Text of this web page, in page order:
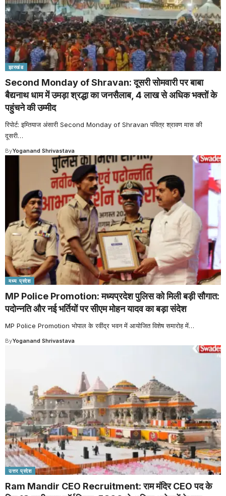
झारखंड
Second Monday of Shravan: दूसरी सोमवारी पर बाबा
बैद्यनाथ धाम में उमड़ा श्रद्धा का जनसैलाब, 4 लाख से अधिक भक्तों के
पहुंचने की उम्मीद
रिपोर्ट: इम्तियाज अंसारी Second Monday of Shravan पवित्र श्रावण मास की
दूसरी…
ByYoganand Shrivastava
मध्य प्रदेश
MP Police Promotion: मध्यप्रदेश पुलिस को मिली बड़ी सौगात:
पदोन्नति और नई भर्तियों पर सीएम मोहन यादव का बड़ा संदेश
MP Police Promotion भोपाल के रवींद्र भवन में आयोजित विशेष समारोह में…
ByYoganand Shrivastava
उत्तर प्रदेश
Ram Mandir CEO Recruitment: राम मंदिर CEO पद के